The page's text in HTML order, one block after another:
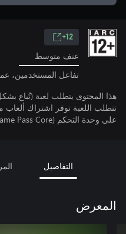
12+
عنف متوسط
تفاعل المستخدمين،
هذا المحتوى يتطلب لعبة (تُباع
تتطلب اللعبة توفر اشتراك ألعاب
على وحدة التحكم (Game Pass Core أو Ultimate، يُباع بشكل منفصل).
التفاصيل
المعرض